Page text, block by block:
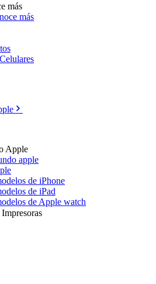
más
más
Apple
apple
de iPhone
de iPad
de Apple watch